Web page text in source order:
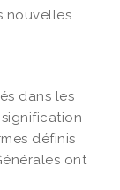
nouvelles
dans les
définis
ont